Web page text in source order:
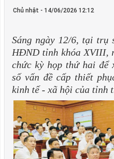
Chủ nhật - 14/06/2026 12:12
Sáng ngày 12/6, tại
HĐND tỉnh khóa XVIII,
chức kỳ họp thứ hai để
số vấn đề cấp thiết
kinh tế - xã hội của tỉnh